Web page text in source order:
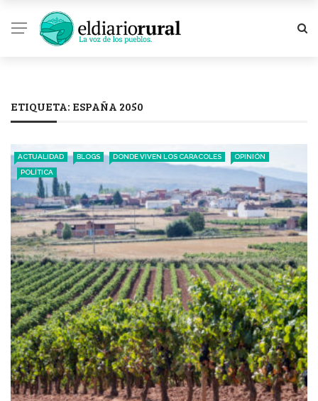
ETIQUETA: ESPAÑA 2050
ACTUALIDAD BLOGS DONDE VIVEN LOS CARACOLES
OPINIÓN
POLÍTICA